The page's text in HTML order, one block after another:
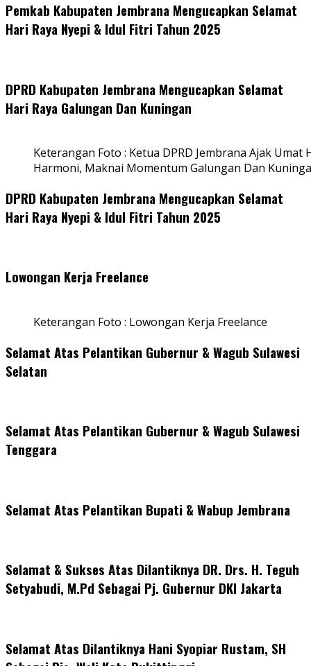
Pemkab Kabupaten Jembrana Mengucapkan Selamat
Hari Raya Nyepi & Idul Fitri Tahun 2025
DPRD Kabupaten Jembrana Mengucapkan Selamat
Hari Raya Galungan Dan Kuningan
Keterangan Foto : Ketua DPRD Jembrana Ajak
Harmoni, Maknai Momentum Galungan Dan
DPRD Kabupaten Jembrana Mengucapkan Selamat
Hari Raya Nyepi & Idul Fitri Tahun 2025
Lowongan Kerja Freelance
Keterangan Foto : Lowongan Kerja Freelance
Selamat Atas Pelantikan Gubernur & Wagub Sulawesi
Selatan
Selamat Atas Pelantikan Gubernur & Wagub Sulawesi
Tenggara
Selamat Atas Pelantikan Bupati & Wabup Jembrana
Selamat & Sukses Atas Dilantiknya DR. Drs. H. Teguh
Setyabudi, M.Pd Sebagai Pj. Gubernur DKI Jakarta
Selamat Atas Dilantiknya Hani Syopiar Rustam, SH